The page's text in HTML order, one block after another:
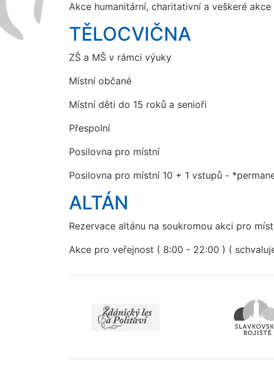
Akce humanitární, charitativní a veškeré akce
TĚLOCVIČNA
ZŠ a MŠ v rámci výuky
Místní občané
Místní děti do 15 roků a senioři
Přespolní
Posilovna pro místní
Posilovna pro místní 10 + 1 vstupů -
ALTÁN
Rezervace altánu na soukromou akci pro
Akce pro veřejnost ( 8:00 - 22:00 ) (